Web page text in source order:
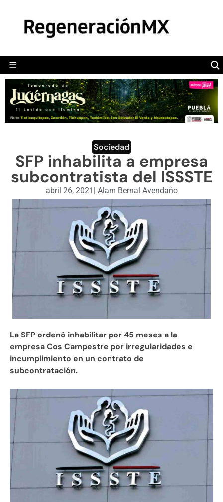
☰
POLÍTICA
CAMALEÓN
OPINIÓN
DEPORTES
ENGLISH SECTION
VIDEOS
Sociedad
SFP inhabilita a empresa
subcontratista del ISSSTE
abril 26, 2021 | Alam Bernal Avendaño
La SFP ordenó inhabilitar por 45 meses a la
empresa Cos Campestre por irregularidades e
incumplimiento en un contrato de
subcontratación.